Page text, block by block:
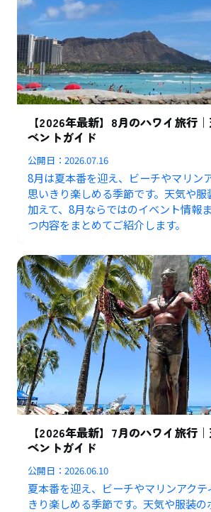
【2026年最新】8月のハワイ旅行
ベントガイド
公開日：2026.07.16
8月は夏本番を迎え、ビーチやマリン
思いきり楽しめる季節です。天気や
加えて、8月ならではのイベント情報
つ内容をまとめてご紹介します。
【2026年最新】7月のハワイ旅行
ベントガイド
公開日：2026.06.10
夏本番を迎え、ビーチやマリンアクテ
きり楽しめる季節です。天気や服装